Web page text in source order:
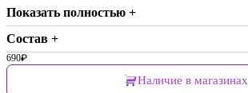
Показать полностью +
Состав +
690₽
Наличие в магазинах